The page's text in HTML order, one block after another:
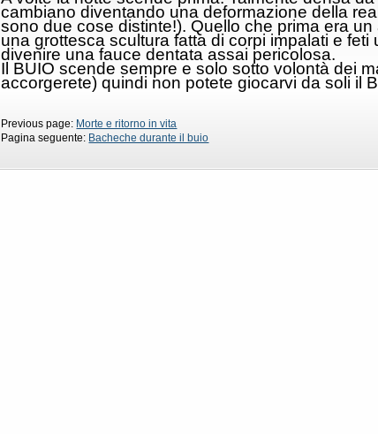
cambiano diventando una deformazione della
sono due cose distinte!). Quello che prima era
una grottesca scultura fatta di corpi impalati e
divenire una fauce dentata assai pericolosa.
Il BUIO scende sempre e solo sotto volontà dei
accorgerete) quindi non potete giocarvi da soli il
Previous page: Morte e ritorno in vita
Pagina seguente: Bacheche durante il buio